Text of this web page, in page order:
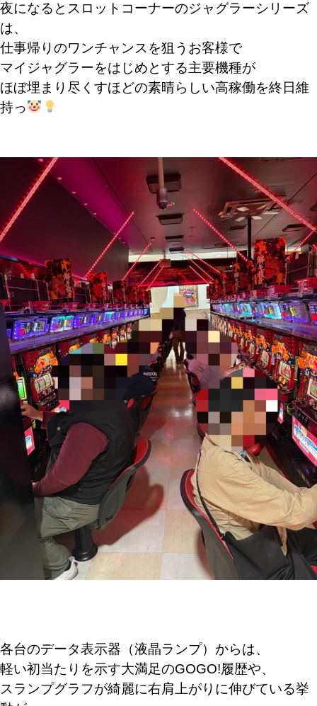
夜になるとスロットコーナーのジャグラーシリーズ
は、
仕事帰りのワンチャンスを狙うお客様で
マイジャグラーをはじめとする主要機種が
ほぼ埋まり尽くすほどの素晴らしい高稼働を終日維
持っ
各台のデータ表示器（液晶ランプ）からは、
軽い初当たりを示す大満足のGOGO!履歴や、
スランプグラフが綺麗に右肩上がりに伸びている挙